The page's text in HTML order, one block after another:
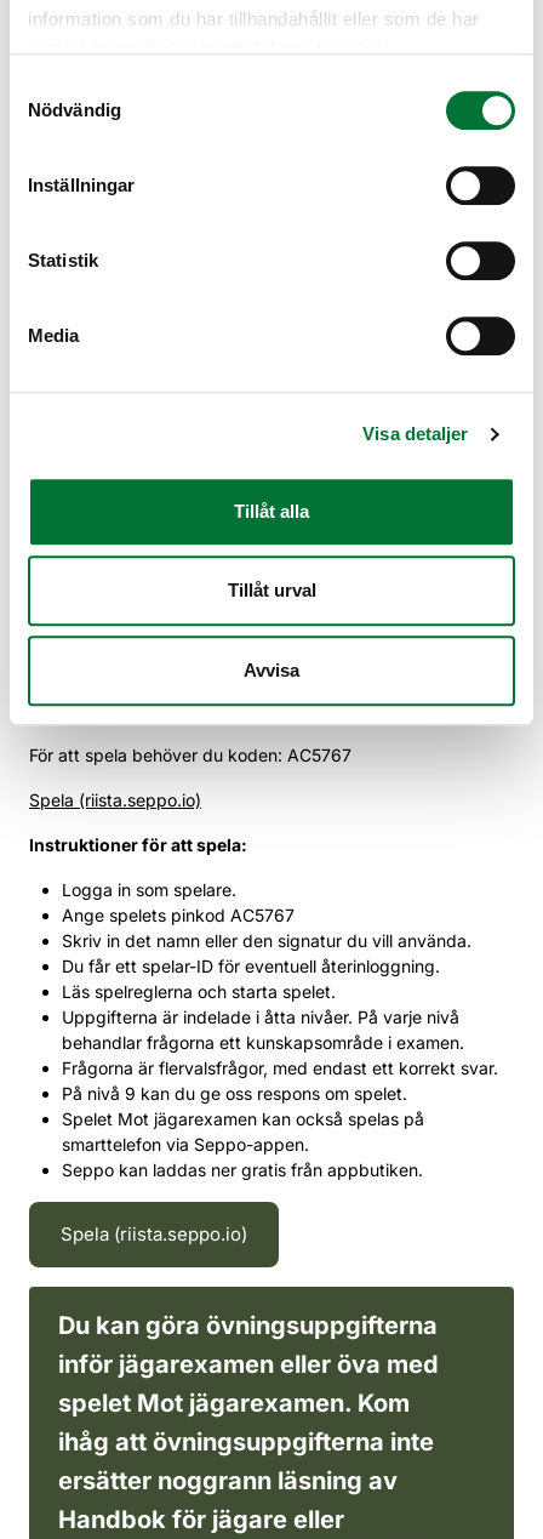
information som du har tillhandahållit eller som de har
Nödvändig
Inställningar
Statistik
Media
Visa detaljer
Tillåt alla
Tillåt urval
Avvisa
Känner du sjöfåglar på tillbakagång
Huom: Tämä sisältö vaatii JavaScript-tuen toimiakseen
Upotettu sisältö päättyi
Spelet Mot jägarexamen
Med hjälp av spelet Mot jägarexamen kan du öva för
jägarexamen i en ny typ av spelmiljö. Du loggar in i spelet via
Safari, Firefox) på adressen riista.seppo.io
För att spela behöver du koden: AC5767
Spela (riista.seppo.io)
Instruktioner för att spela:
Logga in som spelare.
Ange spelets pinkod AC5767
Skriv in det namn eller den signatur du vill använda.
Du får ett spelar-ID för eventuell återinloggning.
Läs spelreglerna och starta spelet.
Uppgifterna är indelade i åtta nivåer. På varje nivå
behandlar frågorna ett kunskapsområde i examen.
Frågorna är flervalsfrågor, med endast ett korrekt svar.
På nivå 9 kan du ge oss respons om spelet.
Spelet Mot jägarexamen kan också spelas på
smarttelefon via Seppo-appen.
Seppo kan laddas ner gratis från appbutiken.
Spela (riista.seppo.io)
Du kan göra övningsuppgifterna
inför jägarexamen eller öva med
spelet Mot jägarexamen. Kom
ihåg att övningsuppgifterna inte
ersätter noggrann läsning av
Handbok för jägare eller